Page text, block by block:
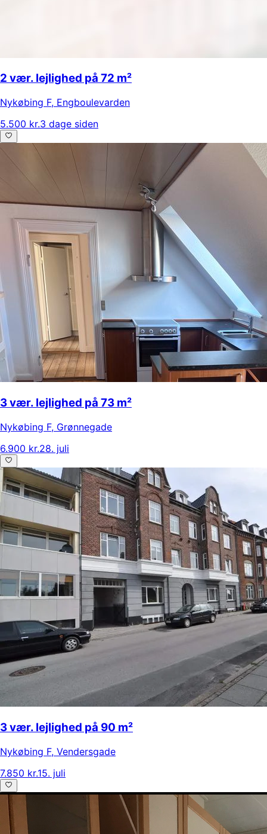
2 vær. lejlighed på 72 m²
Nykøbing F, Engboulevarden
5.500 kr.3 dage siden
3 vær. lejlighed på 73 m²
Nykøbing F, Grønnegade
6.900 kr.28. juli
3 vær. lejlighed på 90 m²
Nykøbing F, Vendersgade
7.850 kr.15. juli